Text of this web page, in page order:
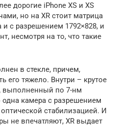
дорогие iPhone XS и XS
но на XR стоит матрица
с разрешением 1792×828, и
несмотря на то, что такие
в стекле, причем,
его тяжело. Внутри – крутое
выполненный по 7-нм
одна камера с разрешением
стабилизацией. И
не впечатляют, XR выдает